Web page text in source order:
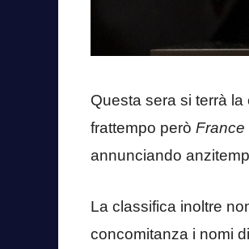
Questa sera si terrà la
frattempo però France
annunciando
La classifica inoltre
concomitanza i nomi